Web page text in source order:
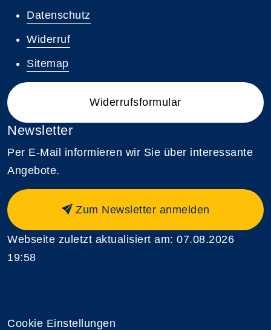
Datenschutz
Widerruf
Sitemap
Widerrufsformular
Newsletter
Per E-Mail informieren wir Sie über interessante
Angebote.
Zum Newsletter anmelden
Webseite zuletzt aktualisiert am: 07.08.2026
19:58
Cookie Einstellungen